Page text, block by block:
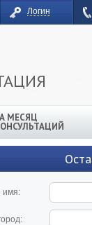
Логин
МЕСЯЦ
имя: